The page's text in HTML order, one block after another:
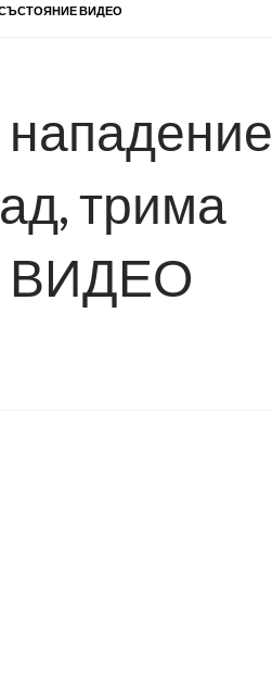
ВИДЕО
нападение
трима
ВИДЕО